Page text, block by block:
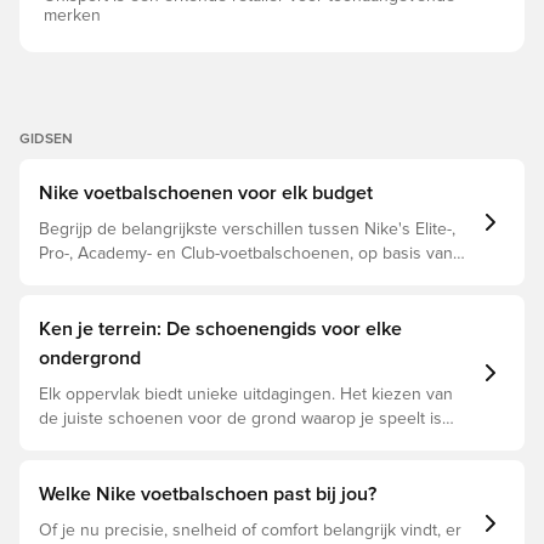
merken
GIDSEN
Nike voetbalschoenen voor elk budget
Begrijp de belangrijkste verschillen tussen Nike's Elite-,
Pro-, Academy- en Club-voetbalschoenen, op basis van
Ken je terrein: De schoenengids voor elke
ondergrond
Elk oppervlak biedt unieke uitdagingen. Het kiezen van
de juiste schoenen voor de grond waarop je speelt is
schoen. Lees verder om te zien welke schoenen de
Welke Nike voetbalschoen past bij jou?
Of je nu precisie, snelheid of comfort belangrijk vindt, er